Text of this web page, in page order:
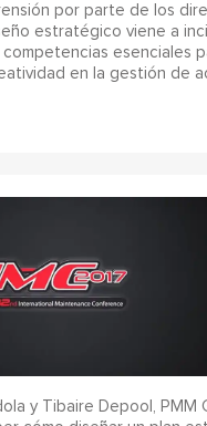
por parte de los
estratégico viene a
competencias esenciales
en la gestión de
y Tibaire Depool, PMM